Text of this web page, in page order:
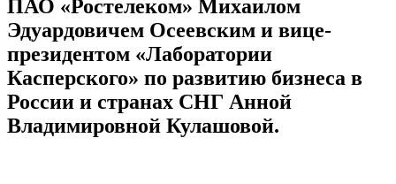
ПАО «Ростелеком» Михаилом
Эдуардовичем Осеевским и вице-
президентом «Лаборатории
Касперского» по развитию бизнеса в
России и странах СНГ Анной
Владимировной Кулашовой.